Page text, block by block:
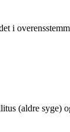
i
(aldre syge)